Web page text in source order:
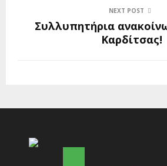
NEXT POST
Συλλυπητήρια
Καρδίτσας!